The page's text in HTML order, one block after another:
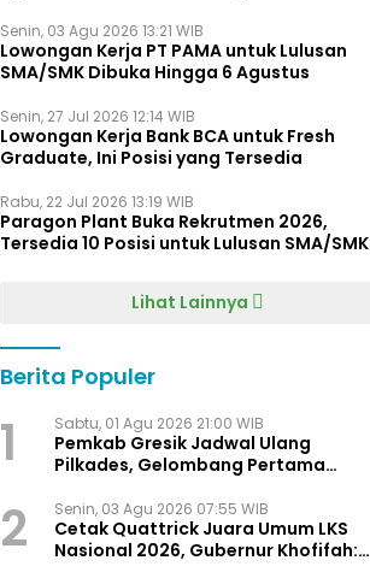
Senin, 03 Agu 2026 13:21 WIB
Lowongan Kerja PT PAMA untuk Lulusan
SMA/SMK Dibuka Hingga 6 Agustus
Senin, 27 Jul 2026 12:14 WIB
Lowongan Kerja Bank BCA untuk Fresh
Graduate, Ini Posisi yang Tersedia
Rabu, 22 Jul 2026 13:19 WIB
Paragon Plant Buka Rekrutmen 2026,
Tersedia 10 Posisi untuk Lulusan SMA/SMK
Lihat Lainnya
Berita Populer
1 Sabtu, 01 Agu 2026 21:00 WIB
Pemkab Gresik Jadwal Ulang
Pilkades, Gelombang Pertama
2 Senin, 03 Agu 2026 07:55 WIB
Cetak Quattrick Juara Umum LKS
Nasional 2026, Gubernur Khofifah: